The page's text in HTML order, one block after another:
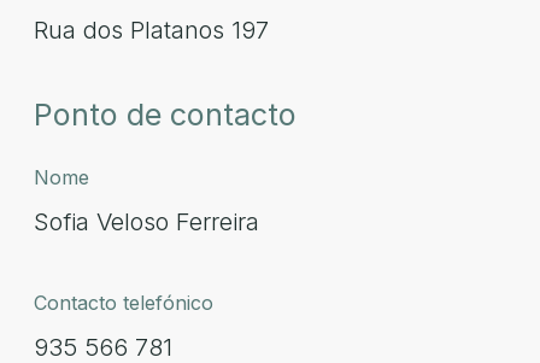
Rua dos Platanos 197
Ponto de contacto
Nome
Sofia Veloso Ferreira
Contacto telefónico
935 566 781